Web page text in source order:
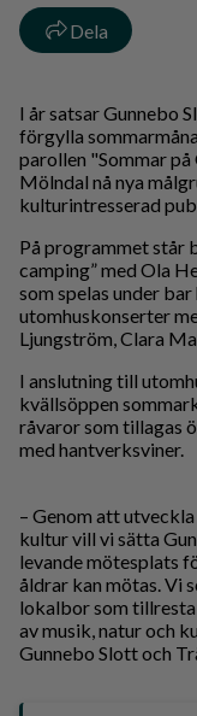
Dela
I år satsar Gunnebo
förgylla
parollen "Sommar
Mölndal nå nya
kulturintresserad
På programmet står
camping” med Ola
som spelas under
utomhuskonserter
Ljungström, Clara
I anslutning till
kvällsöppen
råvaror som tillagas
med hantverksviner.
– Genom att
kultur vill vi sätta
levande mötesplats
åldrar kan mötas. Vi
lokalbor som
av musik, natur och
Gunnebo Slott och